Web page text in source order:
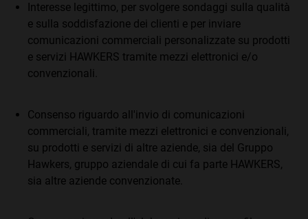
Interesse legittimo, per svolgere sondaggi sulla qualità
e sulla soddisfazione dei clienti e per inviare
comunicazioni commerciali personalizzate su prodotti
e servizi HAWKERS tramite mezzi elettronici e/o
convenzionali.
Consenso riguardo all'invio di comunicazioni
commerciali, tramite mezzi elettronici e convenzionali,
su prodotti e servizi di altre aziende, sia del Gruppo
Hawkers, gruppo aziendale di cui fa parte HAWKERS,
sia altre aziende convenzionate.